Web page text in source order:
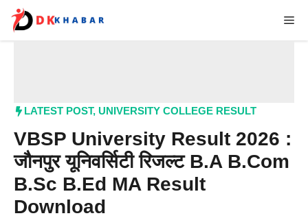
content
LATEST POST, UNIVERSITY COLLEGE RESULT
VBSP University Result 2026 :
जौनपुर यूनिवर्सिटी रिजल्ट B.A B.Com
B.Sc B.Ed MA Result
Download